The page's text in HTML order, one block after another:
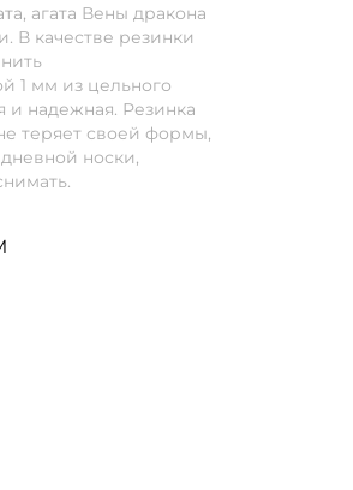
агата Вены дракона
В качестве резинки
1 мм из цельного
и надежная. Резинка
теряет своей формы,
носки,